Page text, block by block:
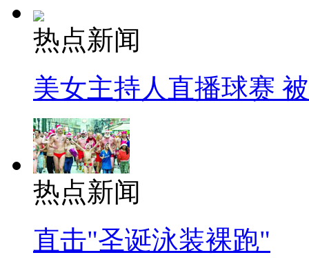
热点新闻
美女主持人直播球赛
热点新闻
直击"圣诞泳装裸跑"